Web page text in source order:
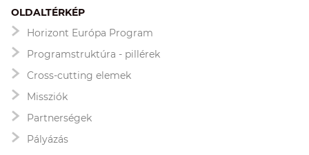
OLDALTÉRKÉP
Horizont Európa Program
Programstruktúra - pillérek
Cross-cutting elemek
Missziók
Partnerségek
Pályázás